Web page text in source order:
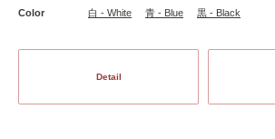
Color
白 - White 青 - Blue 黒 - Black
Detail